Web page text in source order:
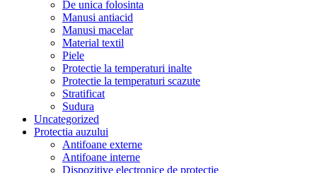
De unica folosinta
Manusi antiacid
Manusi macelar
Material textil
Piele
Protectie la temperaturi inalte
Protectie la temperaturi scazute
Stratificat
Sudura
Uncategorized
Protectia auzului
Antifoane externe
Antifoane interne
Dispozitive electronice de protectie